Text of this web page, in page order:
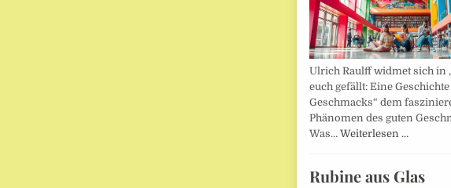
Ulrich Raulff widmet sich in
euch gefällt: Eine Geschichte
Geschmacks“ dem
Phänomen des guten
Was… Weiterlesen …
Rubine aus Glas